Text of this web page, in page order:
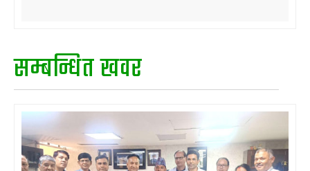
सम्बन्धित खवर